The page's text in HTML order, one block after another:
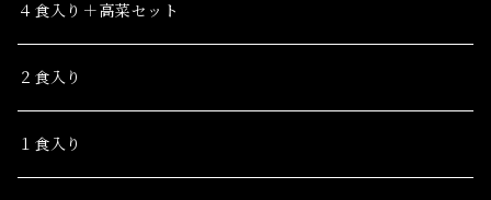
４食入り＋高菜セット
２食入り
１食入り